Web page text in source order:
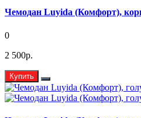
Чемодан Luyida (Комфорт),
0
2 500р.
Купить